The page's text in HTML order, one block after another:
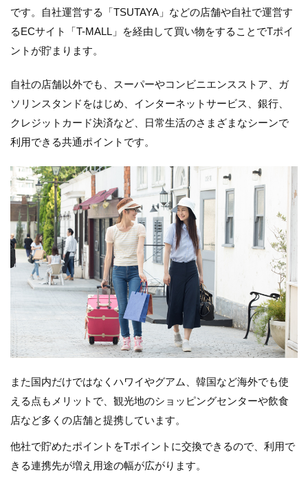
です。自社運営する「TSUTAYA」などの店舗や自社で運営す
るECサイト「T-MALL」を経由して買い物をすることでTポイ
ントが貯まります。
自社の店舗以外でも、スーパーやコンビニエンスストア、ガ
ソリンスタンドをはじめ、インターネットサービス、銀行、
クレジットカード決済など、日常生活のさまざまなシーンで
利用できる共通ポイントです。
また国内だけではなくハワイやグアム、韓国など海外でも使
える点もメリットで、観光地のショッピングセンターや飲食
店など多くの店舗と提携しています。
他社で貯めたポイントをTポイントに交換できるので、利用で
きる連携先が増え用途の幅が広がります。